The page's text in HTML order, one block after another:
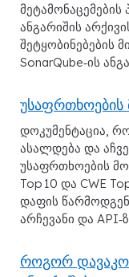
ანგარიშის
შეტყობინებების
SonarQube‑ის
უსაფრთხოების
დოკუმენტაცია,
ასალდება და
უსაფრთხოების
Top 10 და CWE
დაფის
არჩევანი და
როგორ